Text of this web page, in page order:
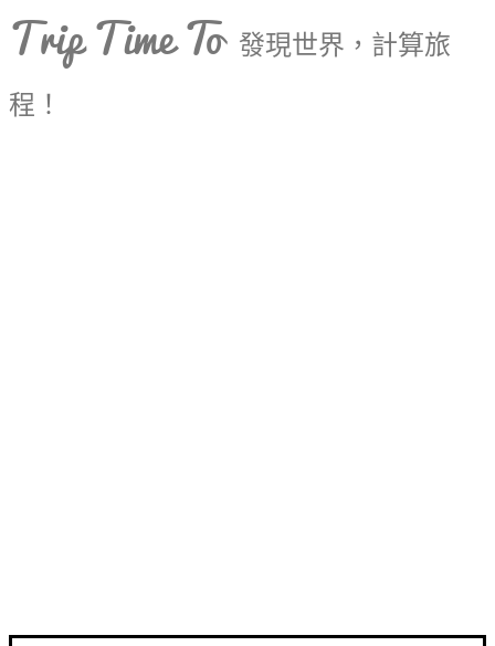
Trip Time To 發現世界，計算旅
程！